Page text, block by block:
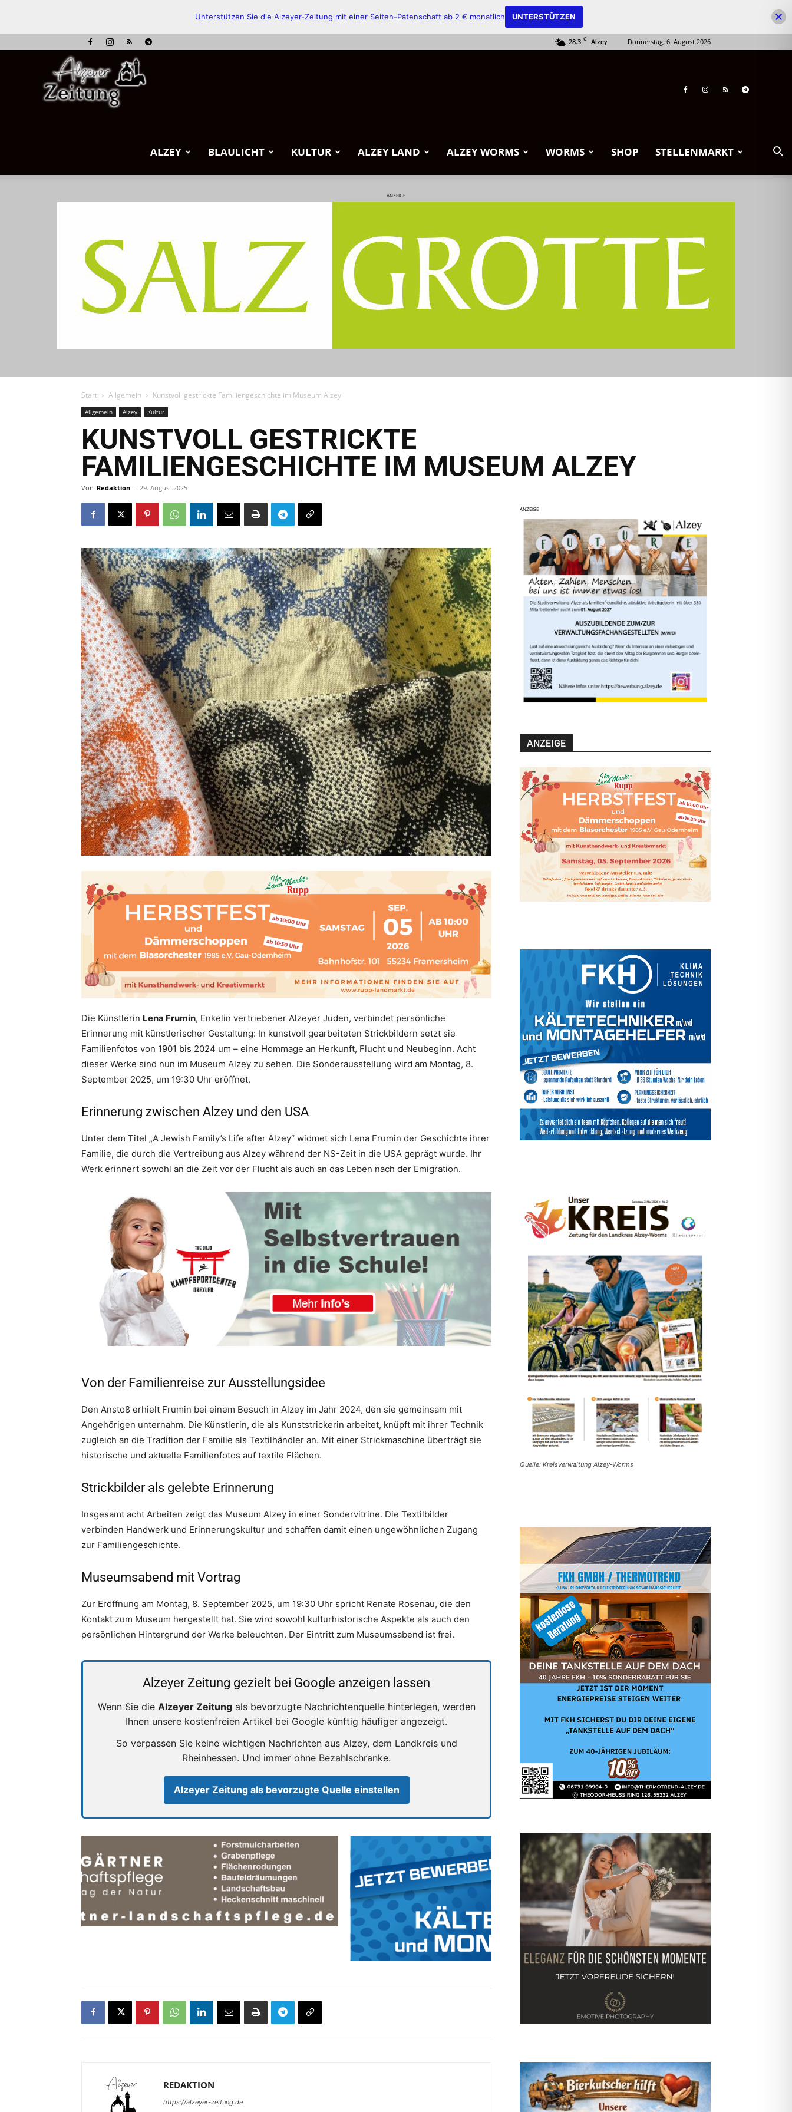
28.3 C Alzey Donnerstag, 6. August 2026
ALZEY BLAULICHT KULTUR ALZEY LAND ALZEY WORMS WORMS SHOP STELLENMARKT
ANZEIGE
Start Allgemein Kunstvoll gestrickte Familiengeschichte im Museum Alzey
Allgemein Alzey Kultur
KUNSTVOLL GESTRICKTE
FAMILIENGESCHICHTE IM MUSEUM ALZEY
Von Redaktion - 29. August 2025
Die Künstlerin Lena Frumin, Enkelin vertriebener Alzeyer Juden, verbindet persönliche
Erinnerung mit künstlerischer Gestaltung: In kunstvoll gearbeiteten Strickbildern setzt sie
Familienfotos von 1901 bis 2024 um – eine Hommage an Herkunft, Flucht und Neubeginn. Acht
dieser Werke sind nun im Museum Alzey zu sehen. Die Sonderausstellung wird am Montag, 8.
September 2025, um 19:30 Uhr eröffnet.
Erinnerung zwischen Alzey und den USA
Unter dem Titel „A Jewish Family’s Life after Alzey“ widmet sich Lena Frumin der Geschichte ihrer
Familie, die durch die Vertreibung aus Alzey während der NS-Zeit in die USA geprägt wurde. Ihr
Werk erinnert sowohl an die Zeit vor der Flucht als auch an das Leben nach der Emigration.
Von der Familienreise zur Ausstellungsidee
Den Anstoß erhielt Frumin bei einem Besuch in Alzey im Jahr 2024, den sie gemeinsam mit
Angehörigen unternahm. Die Künstlerin, die als Kunststrickerin arbeitet, knüpft mit ihrer Technik
zugleich an die Tradition der Familie als Textilhändler an. Mit einer Strickmaschine überträgt sie
historische und aktuelle Familienfotos auf textile Flächen.
Strickbilder als gelebte Erinnerung
Insgesamt acht Arbeiten zeigt das Museum Alzey in einer Sondervitrine. Die Textilbilder
verbinden Handwerk und Erinnerungskultur und schaffen damit einen ungewöhnlichen Zugang
zur Familiengeschichte.
Museumsabend mit Vortrag
Zur Eröffnung am Montag, 8. September 2025, um 19:30 Uhr spricht Renate Rosenau, die den
Kontakt zum Museum hergestellt hat. Sie wird sowohl kulturhistorische Aspekte als auch den
persönlichen Hintergrund der Werke beleuchten. Der Eintritt zum Museumsabend ist frei.
Alzeyer Zeitung gezielt bei Google anzeigen lassen
Wenn Sie die Alzeyer Zeitungals bevorzugte Nachrichtenquelle hinterlegen, werden
Ihnen unsere kostenfreien Artikel bei Google künftig häufiger angezeigt.
So verpassen Sie keine wichtigen Nachrichten aus Alzey, dem Landkreis und
Rheinhessen. Und immer ohne Bezahlschranke.
Alzeyer Zeitung als bevorzugte Quelle einstellen
REDAKTION
https://alzeyer-zeitung.de
ANZEIGE
ANZEIGE
Quelle: Kreisverwaltung Alzey-Worms
Unterstützen Sie die Alzeyer-Zeitung mit einer Seiten-Patenschaft ab 2 € monatlich UNTERSTÜTZEN